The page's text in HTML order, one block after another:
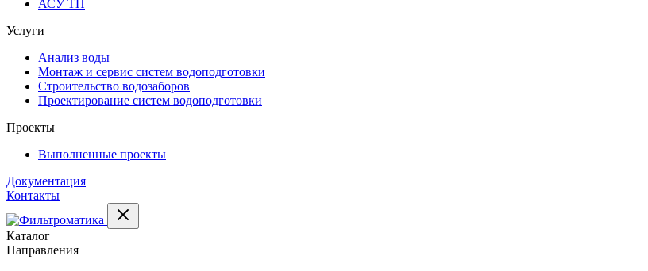
АСУ ТП
Услуги
Анализ воды
Монтаж и сервис систем водоподготовки
Строительство водозаборов
Проектирование систем водоподготовки
Проекты
Выполненные проекты
Документация
Контакты
Каталог
Направления